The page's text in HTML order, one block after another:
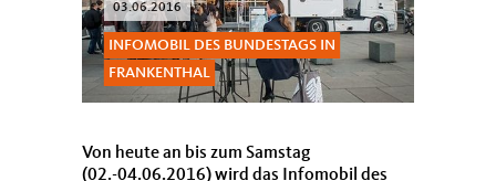
03.06.2016
INFOMOBIL DES BUNDESTAGS IN
FRANKENTHAL
Von heute an bis zum Samstag
(02.-04.06.2016) wird das Infomobil des